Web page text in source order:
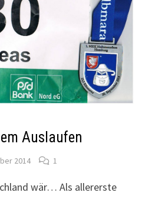
Auslaufen
2014 1
wär… Als allererste